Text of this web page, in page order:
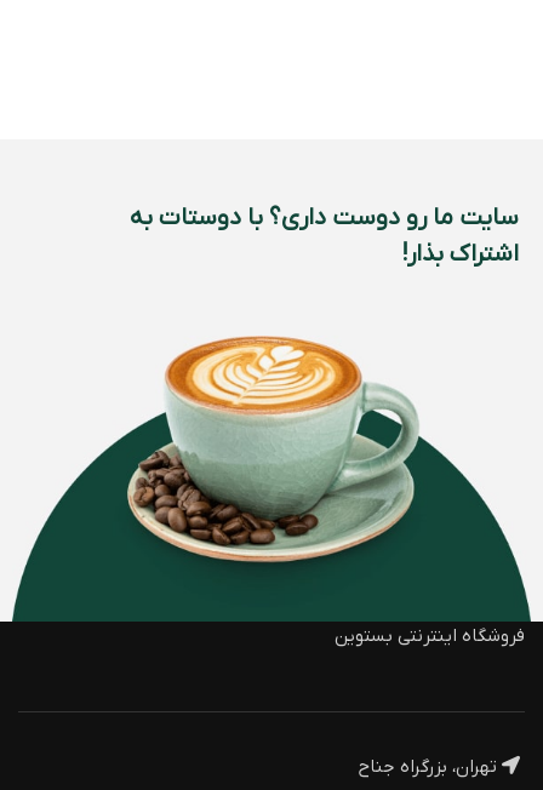
سایت ما رو دوست داری؟ با دوستات به
اشتراک بذار!
فروشگاه اینترنتی بستوین
تهران، بزرگراه جناح